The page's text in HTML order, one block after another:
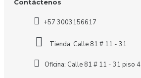
Contáctenos
+57 3003156617
Tienda: Calle 81 # 11 - 31
Oficina: Calle 81 # 11 - 31 piso 4